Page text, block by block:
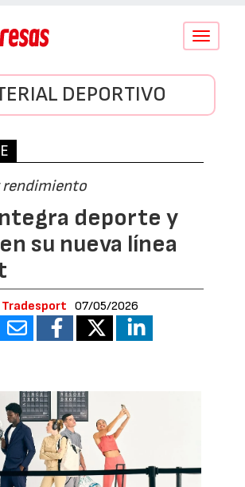
Conmutar
DEPORTIVO
rendimiento
deporte y
su nueva línea
07/05/2026